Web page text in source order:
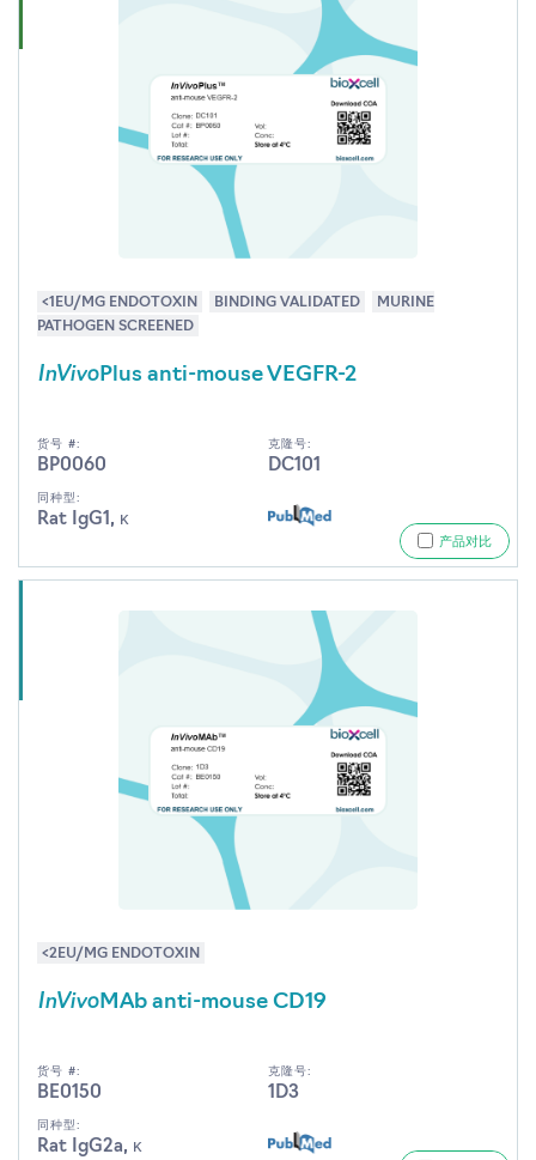
<1EU/MG ENDOTOXIN BINDING VALIDATED
MURINE
PATHOGEN SCREENED
InVivoPlus anti-mouse VEGFR-2
货号 #:
BP0060
克隆号:
DC101
同种型:
Rat IgG1, κ
产品对比
<2EU/MG ENDOTOXIN
InVivoMAb anti-mouse CD19
货号 #:
BE0150
克隆号:
1D3
同种型:
Rat IgG2a, κ